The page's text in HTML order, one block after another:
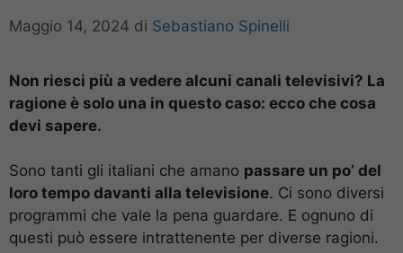
Maggio 14, 2024 di Sebastiano Spinelli
Non riesci più a vedere alcuni canali televisivi? La
ragione è solo una in questo caso: ecco che cosa
devi sapere.
Sono tanti gli italiani che amano passare un po’ del
loro tempo davanti alla televisione. Ci sono diversi
programmi che vale la pena guardare. E ognuno di
questi può essere intrattenente per diverse ragioni.